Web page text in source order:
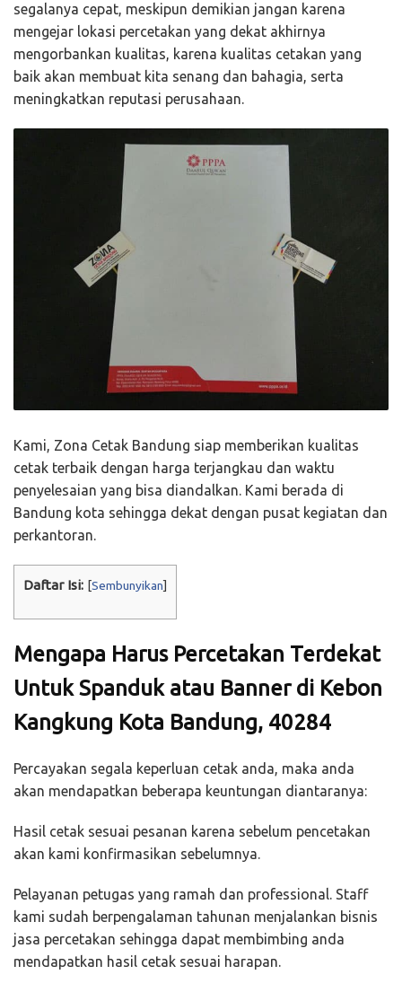
segalanya cepat, meskipun demikian jangan karena
mengejar lokasi percetakan yang dekat akhirnya
mengorbankan kualitas, karena kualitas cetakan yang
baik akan membuat kita senang dan bahagia, serta
meningkatkan reputasi perusahaan.
Kami, Zona Cetak Bandung siap memberikan kualitas
cetak terbaik dengan harga terjangkau dan waktu
penyelesaian yang bisa diandalkan. Kami berada di
Bandung kota sehingga dekat dengan pusat kegiatan dan
perkantoran.
Daftar Isi: [Sembunyikan]
Mengapa Harus Percetakan Terdekat
Untuk Spanduk atau Banner di Kebon
Kangkung Kota Bandung, 40284
Percayakan segala keperluan cetak anda, maka anda
akan mendapatkan beberapa keuntungan diantaranya:
Hasil cetak sesuai pesanan karena sebelum pencetakan
akan kami konfirmasikan sebelumnya.
Pelayanan petugas yang ramah dan professional. Staff
kami sudah berpengalaman tahunan menjalankan bisnis
jasa percetakan sehingga dapat membimbing anda
mendapatkan hasil cetak sesuai harapan.